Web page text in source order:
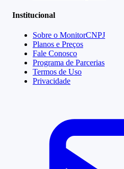
Institucional
Sobre o MonitorCNPJ
Planos e Preços
Fale Conosco
Programa de Parcerias
Termos de Uso
Privacidade